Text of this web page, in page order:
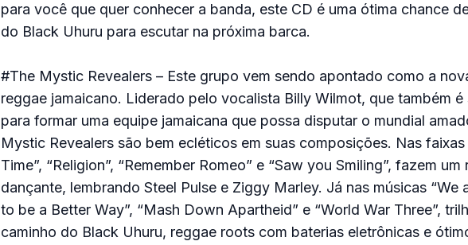
para você que quer conhecer a banda, este CD é uma ótima chance
do Black Uhuru para escutar na próxima barca.
#The Mystic Revealers – Este grupo vem sendo apontado como a
reggae jamaicano. Liderado pelo vocalista Billy Wilmot, que também é
para formar uma equipe jamaicana que possa disputar o mundial
Mystic Revealers são bem ecléticos em suas composições. Nas faixas
Time”, “Religion”, “Remember Romeo” e “Saw you Smiling”, fazem um
dançante, lembrando Steel Pulse e Ziggy Marley. Já nas músicas “We
to be a Better Way”, “Mash Down Apartheid” e “World War Three”,
caminho do Black Uhuru, reggae roots com baterias eletrônicas e